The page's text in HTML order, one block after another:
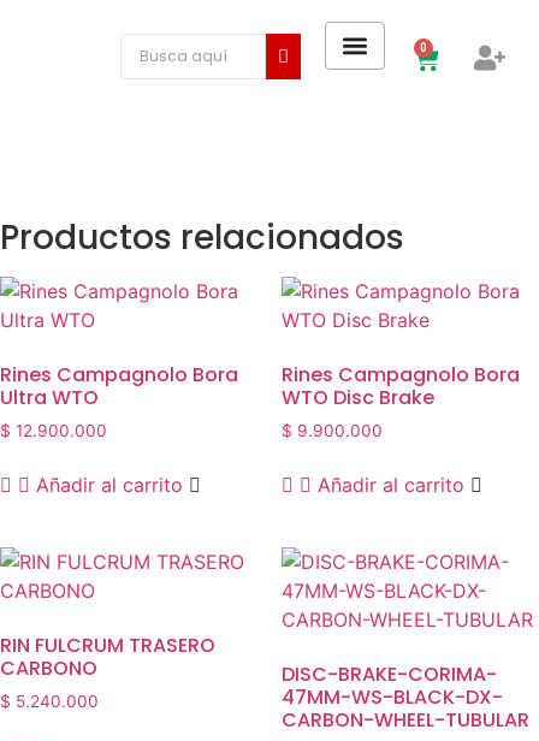
0
Productos relacionados
Rines Campagnolo Bora
Ultra WTO
$ 12.900.000
Añadir al carrito
Rines Campagnolo Bora
WTO Disc Brake
$ 9.900.000
Añadir al carrito
RIN FULCRUM TRASERO
CARBONO
$ 5.240.000
DISC-BRAKE-CORIMA-
47MM-WS-BLACK-DX-
CARBON-WHEEL-TUBULAR